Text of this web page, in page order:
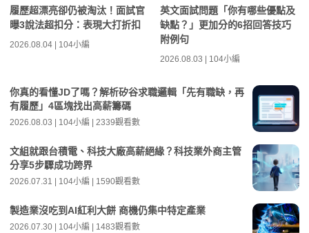
履歷超漂亮卻仍被淘汰！面試官
曝3說法超扣分：表現大打折扣
2026.08.04 | 104小編
英文面試問題「你有哪些優點及
缺點？」更加分的6招回答技巧
附例句
2026.08.03 | 104小編
你真的看懂JD了嗎？解析矽谷求職邏輯「先有職缺，再
有履歷」4區塊找出高薪籌碼
2026.08.03 | 104小編 | 2339觀看數
文組就跟台積電、科技大廠高薪絕緣？科技業外商主管
分享5步驟成功跨界
2026.07.31 | 104小編 | 1590觀看數
製造業沒吃到AI紅利大餅 商機仍集中特定產業
2026.07.30 | 104小編 | 1483觀看數